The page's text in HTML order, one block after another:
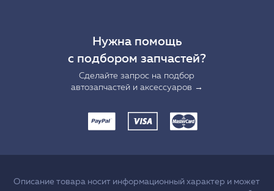
Нужна помощь
с подбором запчастей?
Сделайте запрос на подбор
автозапчастей и аксессуаров →
Описание товара носит информационный характер и может